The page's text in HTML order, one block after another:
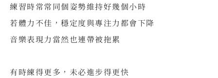
練習時常常同個姿勢維持好幾個小時
若體力不佳，穩定度與專注力都會下降
音樂表現力當然也連帶被拖累
有時練得更多，未必進步得更快